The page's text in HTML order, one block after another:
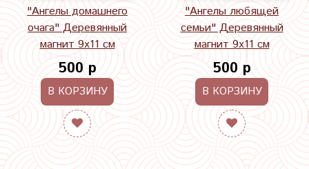
"Ангелы домашнего
очага" Деревянный
магнит 9х11 см
500 р
В КОРЗИНУ
"Ангелы любящей
семьи" Деревянный
магнит 9х11 см
500 р
В КОРЗИНУ